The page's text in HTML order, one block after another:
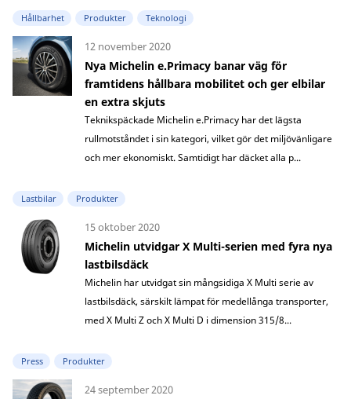
Hållbarhet Produkter Teknologi
12 november 2020
Nya Michelin e.Primacy banar väg för
framtidens hållbara mobilitet och ger elbilar
en extra skjuts
Teknikspäckade Michelin e.Primacy har det lägsta
rullmotståndet i sin kategori, vilket gör det miljövänligare
och mer ekonomiskt. Samtidigt har däcket alla p...
Lastbilar Produkter
15 oktober 2020
Michelin utvidgar X Multi-serien med fyra nya
lastbilsdäck
Michelin har utvidgat sin mångsidiga X Multi serie av
lastbilsdäck, särskilt lämpat för medellånga transporter,
med X Multi Z och X Multi D i dimension 315/8...
Press Produkter
24 september 2020